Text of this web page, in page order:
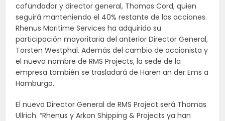
cofundador y director general, Thomas Cord, quien
seguirá manteniendo el 40% restante de las acciones.
Rhenus Maritime Services ha adquirido su
participación mayoritaria del anterior Director General,
Torsten Westphal. Además del cambio de accionista y
el nuevo nombre de RMS Projects, la sede de la
empresa también se trasladará de Haren an der Ems a
Hamburgo.
El nuevo Director General de RMS Project será Thomas
Ullrich. “Rhenus y Arkon Shipping & Projects ya han